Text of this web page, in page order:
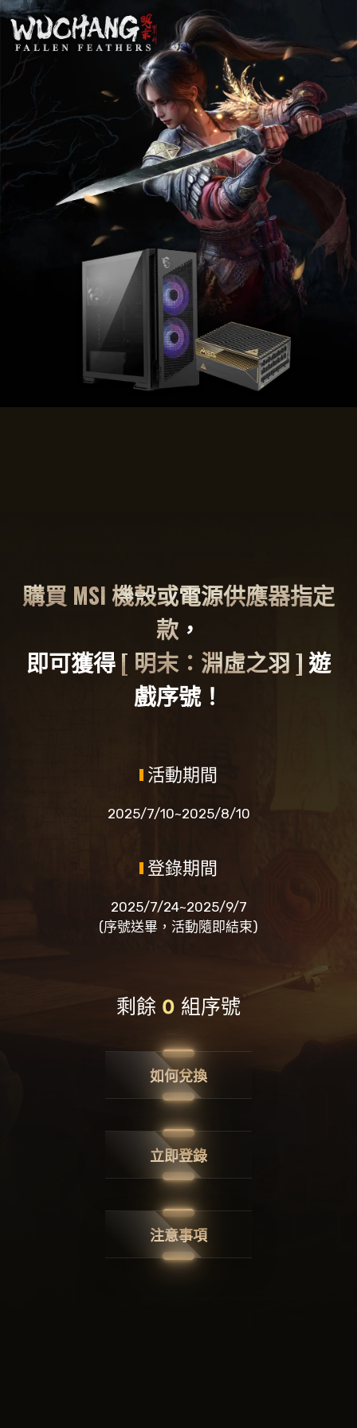
購買 MSI 機殼或電源供應器指定
款 ，
即可獲得[ 明末：淵虛之羽 ]遊
戲序號！
活動期間
2025/7/10~2025/8/10
登錄期間
2025/7/24~2025/9/7
(序號送畢，活動隨即結束)
剩餘 0 組序號
如何兌換
立即登錄
注意事項